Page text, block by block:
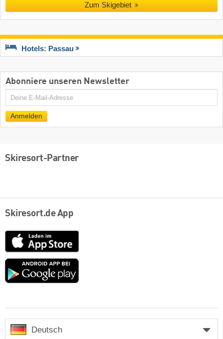
Zum Skigebiet
Hotels: Passau
Abonniere unseren Newsletter
E-
Anmelden
Skiresort-Partner
Skiresort.de App
App
Store
Google
Deutsch